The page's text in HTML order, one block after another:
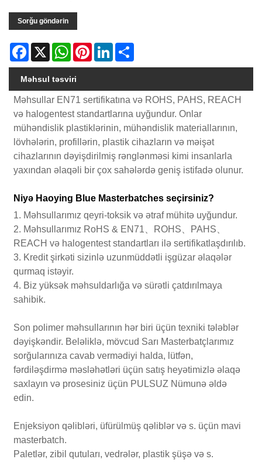
Sorğu göndərin
Facebook
X WhatsAppPinterestLinkedIn
Məhsul təsviri
Məhsullar EN71 sertifikatına və ROHS, PAHS, REACH
və halogentest standartlarına uyğundur. Onlar
mühəndislik plastiklərinin, mühəndislik materiallarının,
lövhələrin, profillərin, plastik cihazların və məişət
cihazlarının dəyişdirilmiş rənglənməsi kimi insanlarla
yaxından əlaqəli bir çox sahələrdə geniş istifadə olunur.
Niyə Haoying Blue Masterbatches seçirsiniz?
1. Məhsullarımız qeyri-toksik və ətraf mühitə uyğundur.
2. Məhsullarımız RoHS & EN71、ROHS、PAHS、
REACH və halogentest standartları ilə sertifikatlaşdırılıb.
3. Kredit şirkəti sizinlə uzunmüddətli işgüzar əlaqələr
qurmaq istəyir.
4. Biz yüksək məhsuldarlığa və sürətli çatdırılmaya
sahibik.
Son polimer məhsullarının hər biri üçün texniki tələblər
dəyişkəndir. Beləliklə, mövcud Sarı Masterbatçlarımız
sorğularınıza cavab vermədiyi halda, lütfən,
fərdiləşdirmə məsləhətləri üçün satış heyətimizlə əlaqə
saxlayın və prosesiniz üçün PULSUZ Nümunə əldə
edin.
Enjeksiyon qəlibləri, üfürülmüş qəliblər və s. üçün mavi
masterbatch.
Paletlər, zibil qutuları, vedrələr, plastik şüşə və s.